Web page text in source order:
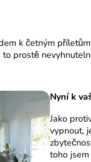
k četným
prostě
Nyní k
Jako
vypnout,
toho